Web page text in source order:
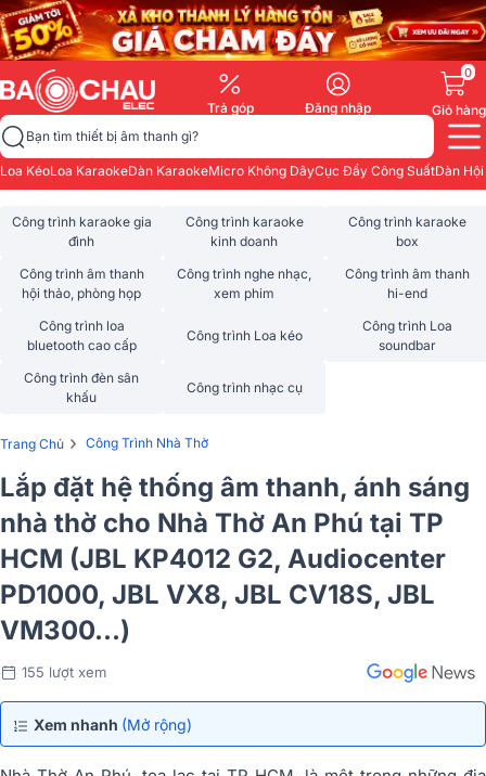
Trả góp Đăng nhập
0
Giỏ hàng
Bạn tìm thiết bị âm thanh gì?
Loa KéoLoa KaraokeDàn KaraokeMicro Không DâyCục Đẩy Công SuấtDàn
Công trình karaoke gia
đình
Công trình karaoke
kinh doanh
Công trình karaoke
box
Công trình âm thanh
hội thảo, phòng họp
Công trình nghe nhạc,
xem phim
Công trình âm thanh
hi-end
Công trình loa
bluetooth cao cấp
Công trình Loa kéo
Công trình Loa
soundbar
Công trình đèn sân
khấu
Công trình nhạc cụ
Trang Chủ › Công Trình Nhà Thờ
Lắp đặt hệ thống âm thanh, ánh sáng
nhà thờ cho Nhà Thờ An Phú tại TP
HCM (JBL KP4012 G2, Audiocenter
PD1000, JBL VX8, JBL CV18S, JBL
VM300...)
155 lượt xem
Xem nhanh (Mở rộng)